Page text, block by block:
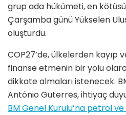
grup ada hükümeti, en
Çarşamba günü Yükselen
oluşturdu.
COP27’de, ülkelerden kayıp
finanse etmenin bir yolu
dikkate almaları istenecek.
António Guterres, ihtiyaç
BM Genel Kurulu’na petrol